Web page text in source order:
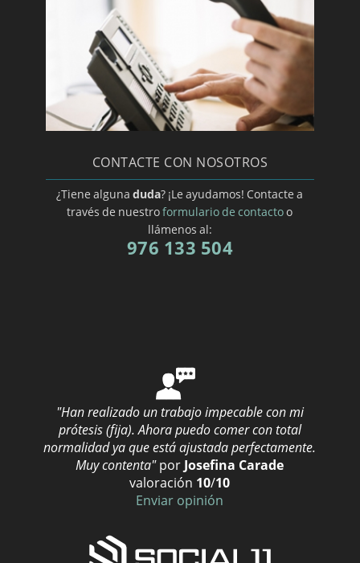
CONTACTE CON NOSOTROS
¿Tiene alguna duda? ¡Le ayudamos! Contacte a
través de nuestroformulario de contactoo
llámenos al:
976 133 504
"Han realizado un trabajo impecable con mi
prótesis (fija). Ahora puedo comer con total
normalidad ya que está ajustada perfectamente.
Muy contenta" por Josefina Carade
valoración 10/10
Enviar opinión